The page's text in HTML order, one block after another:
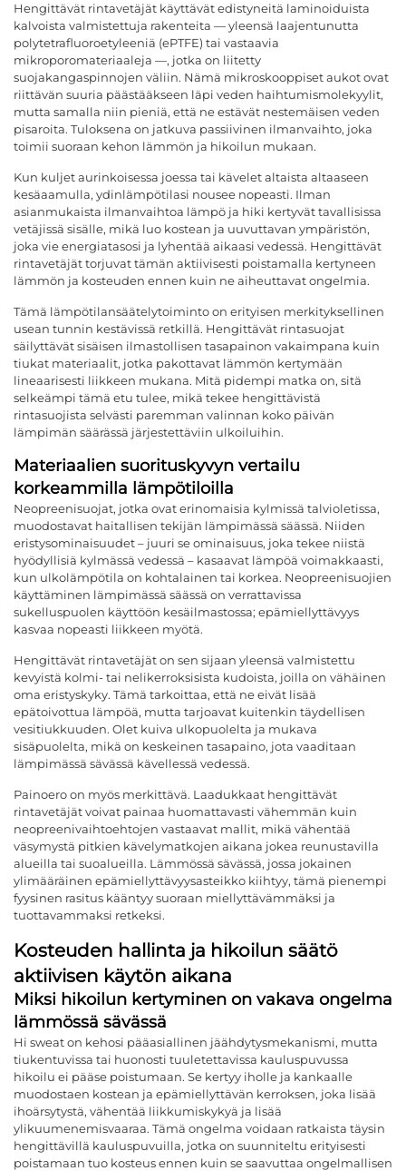
Hengittävät rintavetäjät käyttävät edistyneitä laminoiduista
kalvoista valmistettuja rakenteita — yleensä laajentunutta
polytetrafluoroetyleeniä (ePTFE) tai vastaavia
mikroporomateriaaleja —, jotka on liitetty
suojakangaspinnojen väliin. Nämä mikroskooppiset aukot ovat
riittävän suuria päästääkseen läpi veden haihtumismolekyylit,
mutta samalla niin pieniä, että ne estävät nestemäisen veden
pisaroita. Tuloksena on jatkuva passiivinen ilmanvaihto, joka
toimii suoraan kehon lämmön ja hikoilun mukaan.
Kun kuljet aurinkoisessa joessa tai kävelet altaista altaaseen
kesäaamulla, ydinlämpötilasi nousee nopeasti. Ilman
asianmukaista ilmanvaihtoa lämpö ja hiki kertyvät tavallisissa
vetäjissä sisälle, mikä luo kostean ja uuvuttavan ympäristön,
joka vie energiatasosi ja lyhentää aikaasi vedessä. Hengittävät
rintavetäjät torjuvat tämän aktiivisesti poistamalla kertyneen
lämmön ja kosteuden ennen kuin ne aiheuttavat ongelmia.
Tämä lämpötilansäätelytoiminto on erityisen merkityksellinen
usean tunnin kestävissä retkillä. Hengittävät rintasuojat
säilyttävät sisäisen ilmastollisen tasapainon vakaimpana kuin
tiukat materiaalit, jotka pakottavat lämmön kertymään
lineaarisesti liikkeen mukana. Mitä pidempi matka on, sitä
selkeämpi tämä etu tulee, mikä tekee hengittävistä
rintasuojista selvästi paremman valinnan koko päivän
lämpimän säärässä järjestettäviin ulkoiluihin.
Materiaalien suorituskyvyn vertailu
korkeammilla lämpötiloilla
Neopreenisuojat, jotka ovat erinomaisia kylmissä talvioletissa,
muodostavat haitallisen tekijän lämpimässä säässä. Niiden
eristysominaisuudet – juuri se ominaisuus, joka tekee niistä
hyödyllisiä kylmässä vedessä – kasaavat lämpöä voimakkaasti,
kun ulkolämpötila on kohtalainen tai korkea. Neopreenisuojien
käyttäminen lämpimässä säässä on verrattavissa
sukelluspuolen käyttöön kesäilmastossa; epämiellyttävyys
kasvaa nopeasti liikkeen myötä.
Hengittävät rintavetäjät on sen sijaan yleensä valmistettu
kevyistä kolmi- tai nelikerroksisista kudoista, joilla on vähäinen
oma eristyskyky. Tämä tarkoittaa, että ne eivät lisää
epätoivottua lämpöä, mutta tarjoavat kuitenkin täydellisen
vesitiukkuuden. Olet kuiva ulkopuolelta ja mukava
sisäpuolelta, mikä on keskeinen tasapaino, jota vaaditaan
lämpimässä sävässä kävellessä vedessä.
Painoero on myös merkittävä. Laadukkaat hengittävät
rintavetäjät voivat painaa huomattavasti vähemmän kuin
neopreenivaihtoehtojen vastaavat mallit, mikä vähentää
väsymystä pitkien kävelymatkojen aikana jokea reunustavilla
alueilla tai suoalueilla. Lämmössä sävässä, jossa jokainen
ylimääräinen epämiellyttävyysasteikko kiihtyy, tämä pienempi
fyysinen rasitus kääntyy suoraan miellyttävämmäksi ja
tuottavammaksi retkeksi.
Kosteuden hallinta ja hikoilun säätö
aktiivisen käytön aikana
Miksi hikoilun kertyminen on vakava ongelma
lämmössä sävässä
Hi sweat on kehosi pääasiallinen jäähdytysmekanismi, mutta
tiukentuvissa tai huonosti tuuletettavissa kauluspuvussa
hikoilu ei pääse poistumaan. Se kertyy iholle ja kankaalle
muodostaen kostean ja epämiellyttävän kerroksen, joka lisää
ihoärsytystä, vähentää liikkumiskykyä ja lisää
ylikuumenemisvaaraa. Tämä ongelma voidaan ratkaista täysin
hengittävillä kauluspuvuilla, jotka on suunniteltu erityisesti
poistamaan tuo kosteus ennen kuin se saavuttaa ongelmallisen